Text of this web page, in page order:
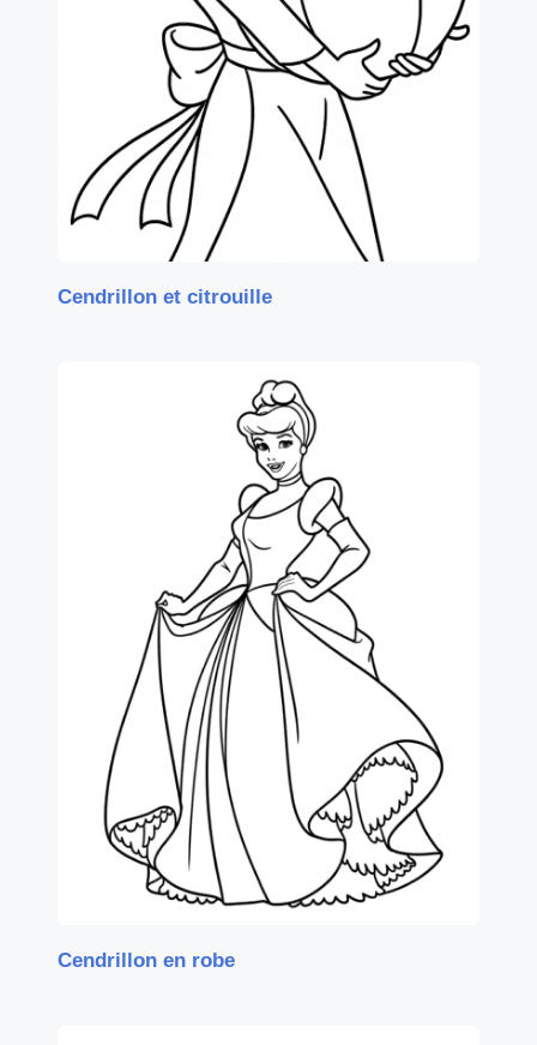
Cendrillon et citrouille
Cendrillon en robe